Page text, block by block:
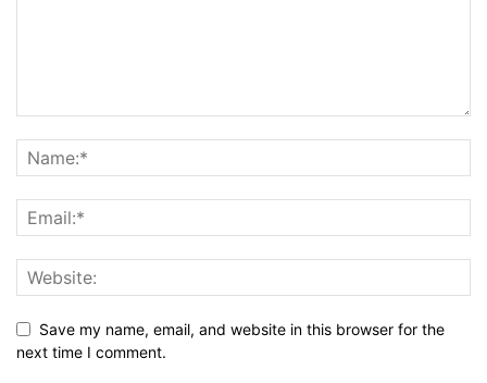
Save my name, email, and website in this browser for the
next time I comment.